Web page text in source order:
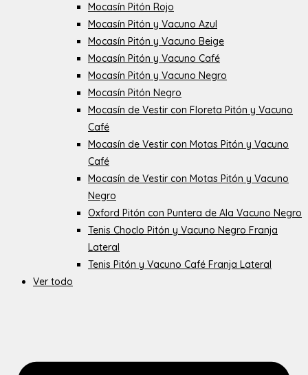
Mocasín Pitón Rojo
Mocasín Pitón y Vacuno Azul
Mocasín Pitón y Vacuno Beige
Mocasín Pitón y Vacuno Café
Mocasín Pitón y Vacuno Negro
Mocasín Pitón Negro
Mocasín de Vestir con Floreta Pitón y Vacuno
Café
Mocasín de Vestir con Motas Pitón y Vacuno
Café
Mocasín de Vestir con Motas Pitón y Vacuno
Negro
Oxford Pitón con Puntera de Ala Vacuno Negro
Tenis Choclo Pitón y Vacuno Negro Franja
Lateral
Tenis Pitón y Vacuno Café Franja Lateral
Ver todo